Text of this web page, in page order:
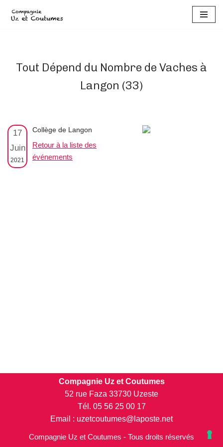
Tout Dépend du Nombre de Vaches à
Langon (33)
17
Juin
2021
Collège de Langon
Retour à la liste des
événements
Compagnie Uz et Coutumes
52 rue Faza 33730 Uzeste
Tél. 05 56 25 00 17
Email : uzetcoutumes@laposte.net
Compagnie Uz et Coutumes - Tous droits réservés